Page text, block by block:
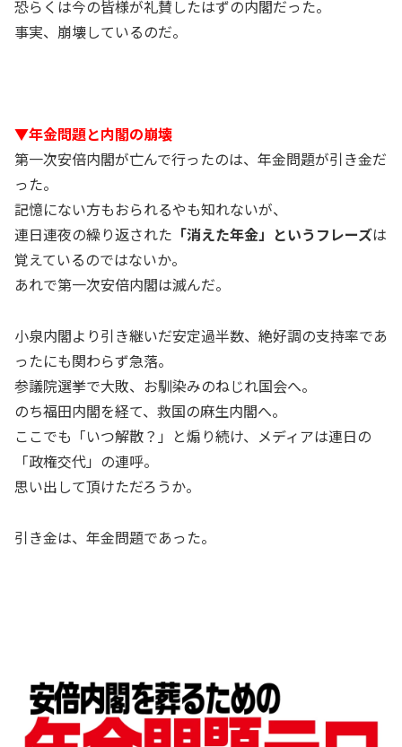
恐らくは今の皆様が礼賛したはずの内閣だった。
事実、崩壊しているのだ。
▼年金問題と内閣の崩壊
第一次安倍内閣が亡んで行ったのは、年金問題が引き金だ
った。
記憶にない方もおられるやも知れないが、
連日連夜の繰り返された 「消えた年金」というフレーズは
覚えているのではないか。
あれで第一次安倍内閣は滅んだ。
小泉内閣より引き継いだ安定過半数、絶好調の支持率であ
ったにも関わらず急落。
参議院選挙で大敗、お馴染みのねじれ国会へ。
のち福田内閣を経て、救国の麻生内閣へ。
ここでも「いつ解散？」と煽り続け、メディアは連日の
「政権交代」の連呼。
思い出して頂けただろうか。
引き金は、年金問題であった。